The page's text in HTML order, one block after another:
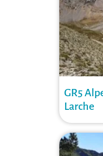
GR5
Larche